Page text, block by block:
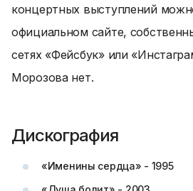
концертных выступлений
официальном сайте,
сетях «Фейсбук» или
Морозова нет.
Дискография
«Именины сердца» - 1995